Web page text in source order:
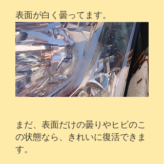
表面が白く曇ってます。
まだ、表面だけの曇りやヒビのこ
の状態なら、きれいに復活できま
す。